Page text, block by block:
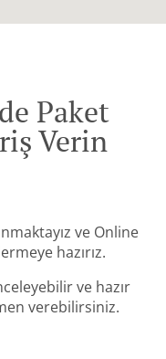
Paket
Verin
ve Online
hazırız.
ve hazır
verebilirsiniz.